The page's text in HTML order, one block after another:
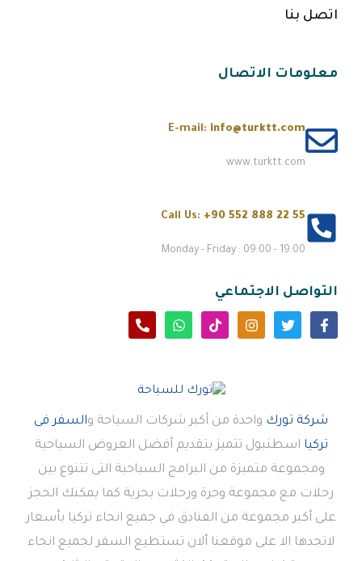
اتصل بنا
معلومات الاتصال
E-mail: info@turktt.com
www.turktt.com
Call Us: +90 552 888 22 55
Monday - Friday : 09:00 - 19:00
التواصل الاجتماعي
شركة تورك واحدة من أكبر شركات السياحة والسفر فى
تركيا اسطنبول تتميز بتقديم أفضل العروض السياحية
ومجموعة متميزة من البرامج السياحية التى تتنوع بين
رحلات مع مجموعة وحرة ورحلات بحرية كما يمكنك الحجز
على أكبر مجموعة من الفنادق في جميع انحاء تركيا بأسعار
لاتجدها الا على موقعنا ألان تستطيع السفر لجميع انحاء